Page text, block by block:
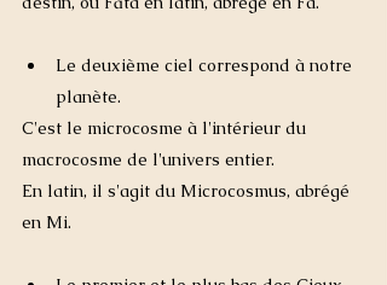
Le deuxième ciel correspond à notre
planète.
C'est le microcosme à l'intérieur du
macrocosme de l'univers entier.
En latin, il s'agit du Microcosmus, abrégé
en Mi.